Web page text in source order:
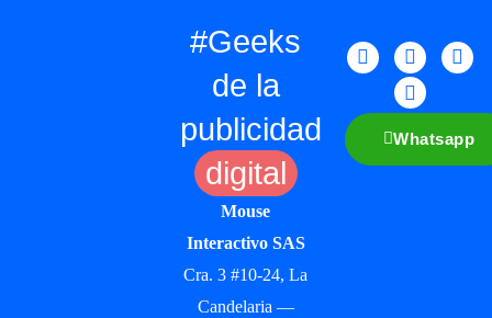
#Geeks
de la
publicidad
digital
Mouse
Interactivo SAS
Cra. 3 #10-24, La
Candelaria —
Whatsapp